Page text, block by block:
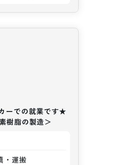
ーでの就業です★
樹脂の製造＞
・運搬